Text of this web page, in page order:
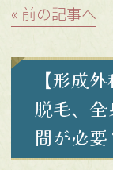
« 前の記事へ
【形成
脱毛、
間が必要